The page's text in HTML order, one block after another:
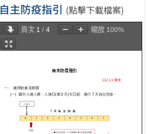
自主防疫指引 (點擊下載檔案)
頁次 1 /4 縮放 100%